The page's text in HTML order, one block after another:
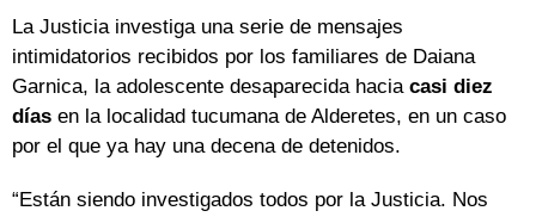
La Justicia investiga una serie de mensajes
intimidatorios recibidos por los familiares de Daiana
Garnica, la adolescente desaparecida hacia casi diez
días en la localidad tucumana de Alderetes, en un caso
por el que ya hay una decena de detenidos.
“Están siendo investigados todos por la Justicia. Nos